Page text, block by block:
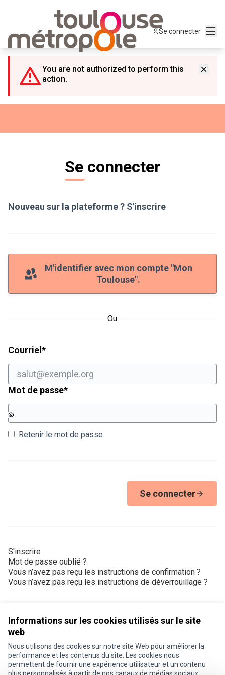
Informations sur les cookies utilisés sur le site
web
Nous utilisons des cookies sur notre site Web pour améliorer la
performance et les contenus du site. Les cookies nous
permettent de fournir une expérience utilisateur et un contenu
Se connecter
You are not authorized to perform this
action.
Se connecter
Nouveau sur la plateforme ? S'inscrire
M'identifier avec mon compte "Mon
Toulouse".
Ou
Courriel *Champ obligatoire
Mot de passe*Champ obligatoire
Retenir le mot de passe
Se connecter
S'inscrire
Mot de passe oublié ?
Vous n’avez pas reçu les instructions de confirmation ?
Vous n’avez pas reçu les instructions de déverrouillage ?
Conditions d'utilisation
Paramètres des cookies
Je participe ! sur X
Je participe ! sur Facebook
Je participe ! sur Instagram